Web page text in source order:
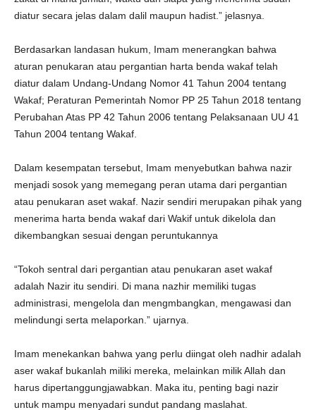
diatur secara jelas dalam dalil maupun hadist.” jelasnya.
Berdasarkan landasan hukum, Imam menerangkan bahwa
aturan penukaran atau pergantian harta benda wakaf telah
diatur dalam Undang-Undang Nomor 41 Tahun 2004 tentang
Wakaf; Peraturan Pemerintah Nomor PP 25 Tahun 2018 tentang
Perubahan Atas PP 42 Tahun 2006 tentang Pelaksanaan UU 41
Tahun 2004 tentang Wakaf.
Dalam kesempatan tersebut, Imam menyebutkan bahwa nazir
menjadi sosok yang memegang peran utama dari pergantian
atau penukaran aset wakaf. Nazir sendiri merupakan pihak yang
menerima harta benda wakaf dari Wakif untuk dikelola dan
dikembangkan sesuai dengan peruntukannya
“Tokoh sentral dari pergantian atau penukaran aset wakaf
adalah Nazir itu sendiri. Di mana nazhir memiliki tugas
administrasi, mengelola dan mengmbangkan, mengawasi dan
melindungi serta melaporkan.” ujarnya.
Imam menekankan bahwa yang perlu diingat oleh nadhir adalah
aser wakaf bukanlah miliki mereka, melainkan milik Allah dan
harus dipertanggungjawabkan. Maka itu, penting bagi nazir
untuk mampu menyadari sundut pandang maslahat.